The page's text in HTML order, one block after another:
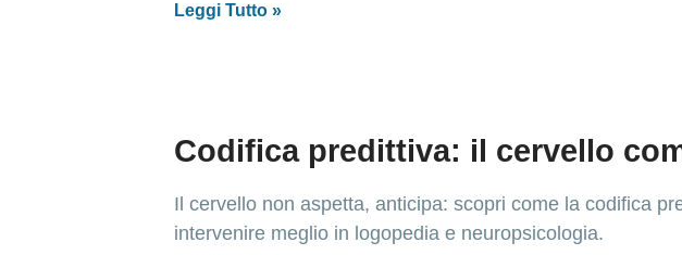
Leggi Tutto »
Codifica predittiva: il cervello
Il cervello non aspetta, anticipa: scopri come la codifica
intervenire meglio in logopedia e neuropsicologia.